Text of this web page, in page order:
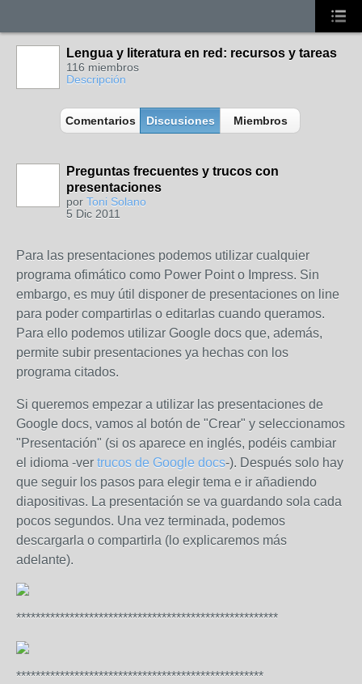
Lengua y literatura en red: recursos y tareas
116 miembros
Descripción
Comentarios Discusiones Miembros
Preguntas frecuentes y trucos con
presentaciones
por Toni Solano
5 Dic 2011
Para las presentaciones podemos utilizar cualquier
programa ofimático como Power Point o Impress. Sin
embargo, es muy útil disponer de presentaciones on line
para poder compartirlas o editarlas cuando queramos.
Para ello podemos utilizar Google docs que, además,
permite subir presentaciones ya hechas con los
programa citados.
Si queremos empezar a utilizar las presentaciones de
Google docs, vamos al botón de "Crear" y seleccionamos
"Presentación" (si os aparece en inglés, podéis cambiar
el idioma -ver trucos de Google docs-). Después solo hay
que seguir los pasos para elegir tema e ir añadiendo
diapositivas. La presentación se va guardando sola cada
pocos segundos. Una vez terminada, podemos
descargarla o compartirla (lo explicaremos más
adelante).
******************************************************
***************************************************